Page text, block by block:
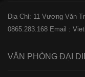
Địa Chỉ: 11 Vương Văn
0865.283.168 Email :
VĂN PHÒNG ĐẠI